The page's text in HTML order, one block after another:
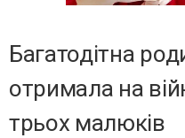
Багатодітна
отримала на
трьох малюків